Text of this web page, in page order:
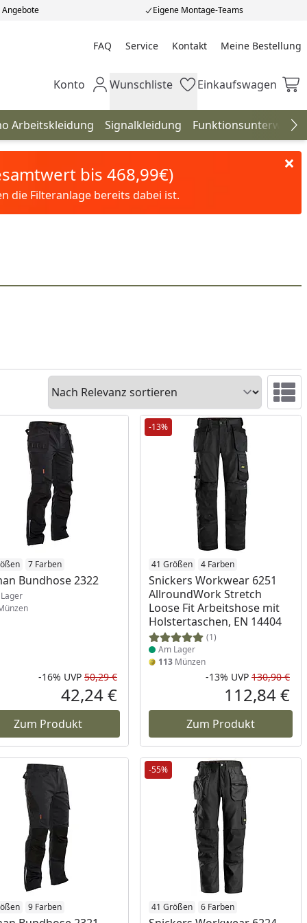
Eigene Montage-Teams
FAQ Service Kontakt Meine Bestellung
Meine Bestellung
Mein Konto
Konto Wunschliste
Wunschliste Einkaufswagen
Einkaufswagen
Arbeitskleidung Signalkleidung
bis 468,99€)
die Filteranlage bereits dabei ist.
Sortieren
Preis
7 Farben
Bundhose 2322
am Lager
Rabatt in Prozent
-16%
Ursprünglicher Preis
UVP 50,29 €
Aktueller Preis
42,24 €
Zum Produkt
-13%
41 Größen 4 Farben
Snickers Workwear 6251
AllroundWork Stretch
Loose Fit Arbeitshose mit
Holstertaschen, EN 14404
(1)
Produkt am Lager
Am Lager
113 Münzen
-13% UVP 130,90 €
112,84 €
Zum Produkt
9 Farben
am Lager
-55%
41 Größen 6 Farben
Produkt am Lager